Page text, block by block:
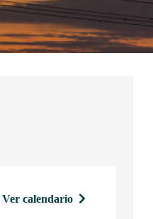
Ver calendario